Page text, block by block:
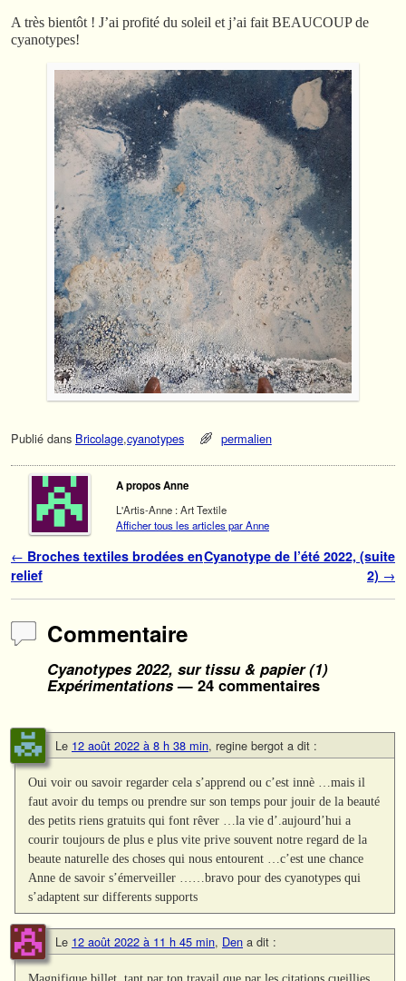
A très bientôt ! J’ai profité du soleil et j’ai fait BEAUCOUP de
cyanotypes!
Publié dans Bricolage,cyanotypes permalien
A propos Anne
L'Artis-Anne : Art Textile
Afficher tous les articles par Anne
Navigation des articles
← Broches textiles brodées en
relief
Cyanotype de l’été 2022, (suite
2) →
Commentaire
Cyanotypes 2022, sur tissu & papier (1)
Expérimentations— 24 commentaires
Le 12 août 2022 à 8 h 38 min, regine bergot a dit :
Oui voir ou savoir regarder cela s’apprend ou c’est innè …mais il
faut avoir du temps ou prendre sur son temps pour jouir de la beauté
des petits riens gratuits qui font rêver …la vie d’.aujourd’hui a
courir toujours de plus e plus vite prive souvent notre regard de la
beaute naturelle des choses qui nous entourent …c’est une chance
Anne de savoir s’émerveiller ……bravo pour des cyanotypes qui
s’adaptent sur differents supports
Le 12 août 2022 à 11 h 45 min, Den a dit :
Magnifique billet, tant par ton travail que par les citations cueillies,